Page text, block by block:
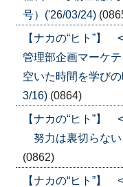
号）('26/03/24)
【ナカの“ヒト”
管理部企画マーケ
空いた時間を学び
3/16) (0864)
【ナカの“ヒト”】
努力は裏切らない
(0862)
【ナカの“ヒト”